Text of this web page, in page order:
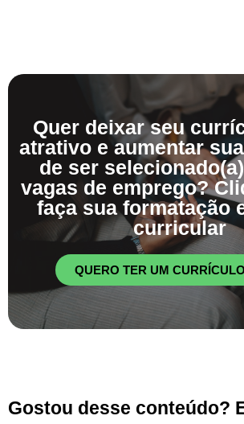
Quer deixar seu
atrativo e aumentar
de ser
vagas de emprego?
faça sua formatação
curricular
QUERO TER UM
Gostou desse conteúdo?